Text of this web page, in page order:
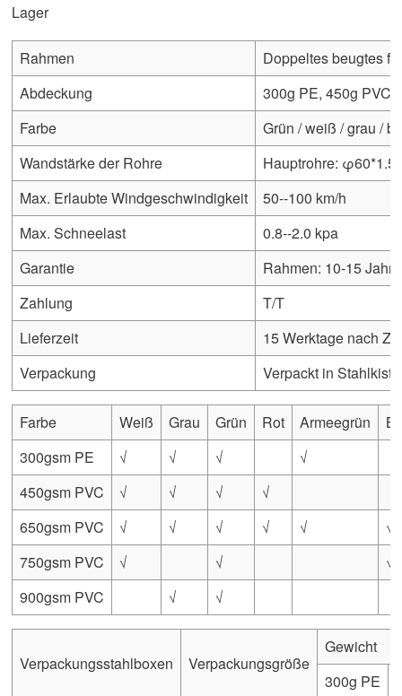
Lager
Rahmen
Doppeltes beugtes
Abdeckung
300g PE, 450g PVC,
Farbe
Grün / weiß / grau /
Wandstärke der Rohre
Hauptrohre: φ60*1.5
Max. Erlaubte Windgeschwindigkeit
50--100 km/h
Max. Schneelast
0.8--2.0 kpa
Garantie
Rahmen: 10-15
Zahlung
T/T
Lieferzeit
15 Werktage nach
Verpackung
Verpackt in
Farbe Weiß Grau Grün Rot Armeegrün
300gsm PE
√ √ √
√
450gsm PVC
√ √ √
√
650gsm PVC
√ √ √ √ √
√
750gsm PVC
√ √
√
900gsm PVC
√ √
Verpackungsstahlboxen Verpackungsgröße
Gewicht
300g PE